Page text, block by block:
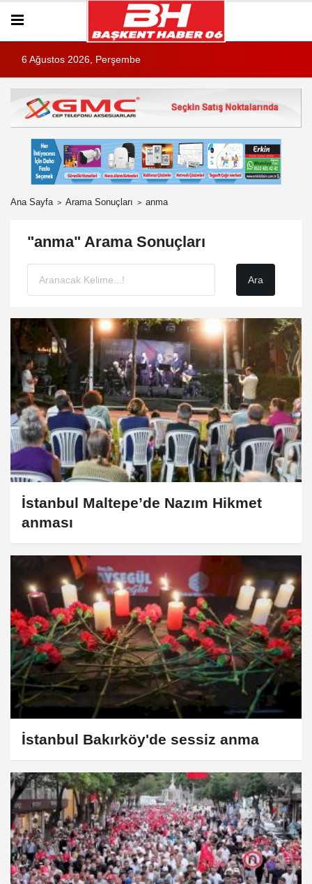
6 Ağustos 2026, Perşembe
Ana Sayfa Arama Sonuçları anma
"anma" Arama Sonuçları
İstanbul Maltepe’de Nazım Hikmet
anması
İstanbul Bakırköy'de sessiz anma